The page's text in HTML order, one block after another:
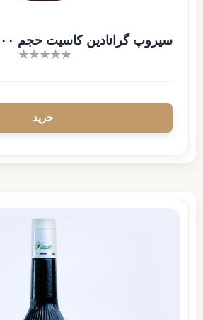
سیروپ گرانادین کاسیت حجم ۱۰۰۰ میل